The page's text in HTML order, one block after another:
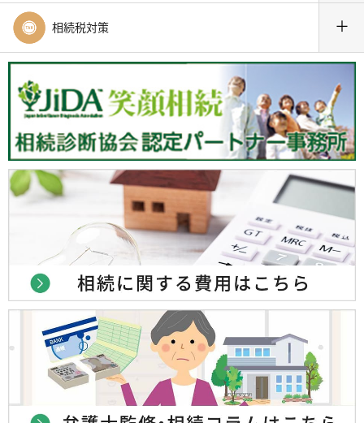
相続税対策 ＋